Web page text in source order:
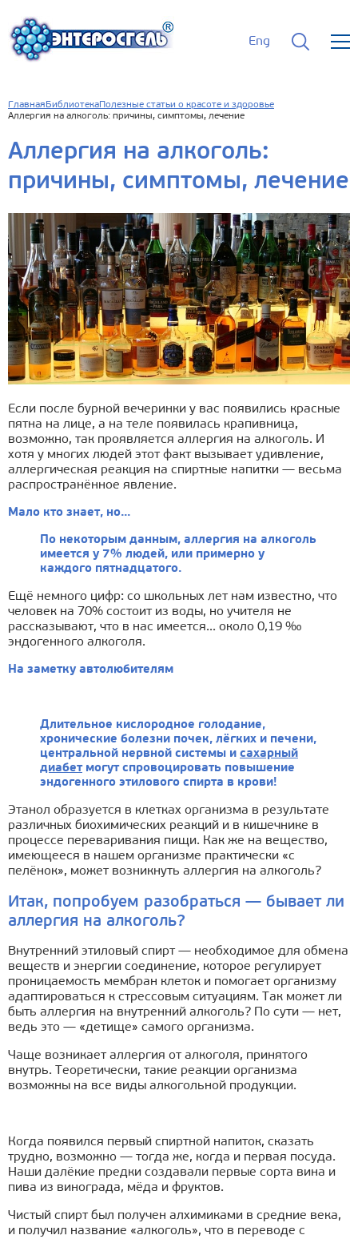
Eng
Главная БиблиотекаПолезные статьи о красоте и здоровье
Аллергия на алкоголь: причины, симптомы, лечение
Аллергия на алкоголь:
причины, симптомы, лечение
Если после бурной вечеринки у вас появились красные
пятна на лице, а на теле появилась крапивница,
возможно, так проявляется аллергия на алкоголь. И
хотя у многих людей этот факт вызывает удивление,
аллергическая реакция на спиртные напитки — весьма
распространённое явление.
Мало кто знает, но...
По некоторым данным, аллергия на алкоголь
имеется у 7% людей, или примерно у
каждого пятнадцатого.
Ещё немного цифр: со школьных лет нам известно, что
человек на 70% состоит из воды, но учителя не
рассказывают, что в нас имеется... около 0,19 ‰
эндогенного алкоголя.
На заметку автолюбителям
Длительное кислородное голодание,
хронические болезни почек, лёгких и печени,
центральной нервной системы и сахарный
диабетмогут спровоцировать повышение
эндогенного этилового спирта в крови!
Этанол образуется в клетках организма в результате
различных биохимических реакций и в кишечнике в
процессе переваривания пищи. Как же на вещество,
имеющееся в нашем организме практически «с
пелёнок», может возникнуть аллергия на алкоголь?
Итак, попробуем разобраться — бывает ли
аллергия на алкоголь?
Внутренний этиловый спирт — необходимое для обмена
веществ и энергии соединение, которое регулирует
проницаемость мембран клеток и помогает организму
адаптироваться к стрессовым ситуациям. Так может ли
быть аллергия на внутренний алкоголь? По сути — нет,
ведь это — «детище» самого организма.
Чаще возникает аллергия от алкоголя, принятого
внутрь. Теоретически, такие реакции организма
возможны на все виды алкогольной продукции.
Когда появился первый спиртной напиток, сказать
трудно, возможно — тогда же, когда и первая посуда.
Наши далёкие предки создавали первые сорта вина и
пива из винограда, мёда и фруктов.
Чистый спирт был получен алхимиками в средние века,
и получил название «алкоголь», что в переводе с